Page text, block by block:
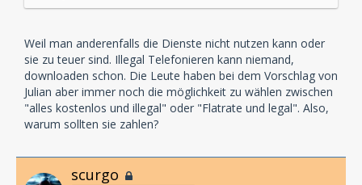
Weil man anderenfalls die Dienste nicht nutzen kann oder
sie zu teuer sind. Illegal Telefonieren kann niemand,
downloaden schon. Die Leute haben bei dem Vorschlag von
Julian aber immer noch die möglichkeit zu wählen zwischen
"alles kostenlos und illegal" oder "Flatrate und legal". Also,
warum sollten sie zahlen?
scurgo